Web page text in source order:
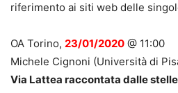
riferimento ai siti web delle
OA Torino, 23/01/2020 @ 11:00
Michele Cignoni (Università di
Via Lattea raccontata dalle stelle